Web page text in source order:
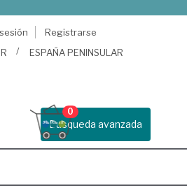
Registrarse
ESPAÑA PENINSULAR
Busqueda avanzada
0